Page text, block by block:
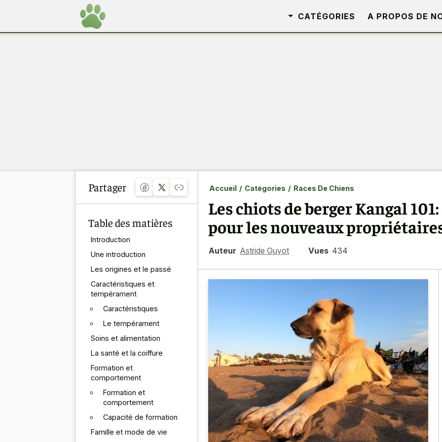
CATÉGORIES A PROPOS DE
Partager
Table des matières
Introduction
Une introduction
Les origines et le passé
Caractéristiques et
tempérament
Caractéristiques
Le tempérament
Soins et alimentation
La santé et la coiffure
Formation et
comportement
Formation et
comportement
Capacité de formation
Famille et mode de vie
Accueil / Catégories / Races De Chiens
Les chiots de berger Kangal
pour les nouveaux
Auteur Astride Guyot Vues 434